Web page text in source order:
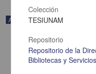
Artículo
Colección
TESIUNAM
Repositorio
Repositorio de la
Bibliotecas y